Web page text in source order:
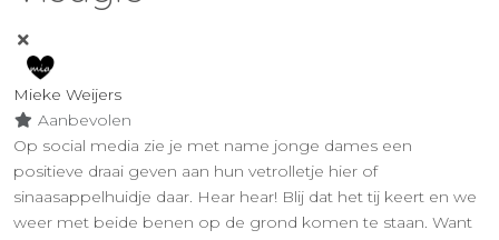
Mieke Weijers
Aanbevolen
Op social media zie je met name jonge dames een
positieve draai geven aan hun vetrolletje hier of
sinaasappelhuidje daar. Hear hear! Blij dat het tij keert en we
weer met beide benen op de grond komen te staan. Want